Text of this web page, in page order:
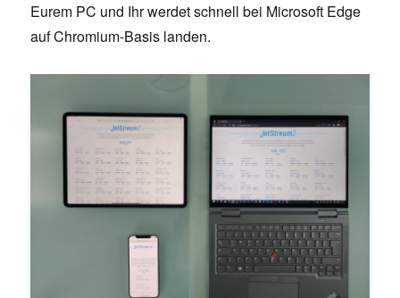
Eurem PC und Ihr werdet schnell bei Microsoft Edge
auf Chromium-Basis landen.